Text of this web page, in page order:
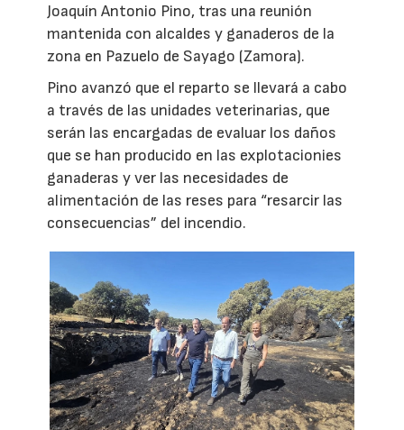
Joaquín Antonio Pino, tras una reunión
mantenida con alcaldes y ganaderos de la
zona en Pazuelo de Sayago (Zamora).
Pino avanzó que el reparto se llevará a cabo
a través de las unidades veterinarias, que
serán las encargadas de evaluar los daños
que se han producido en las explotacionies
ganaderas y ver las necesidades de
alimentación de las reses para “resarcir las
consecuencias” del incendio.